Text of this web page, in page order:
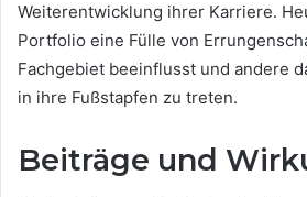
Weiterentwicklung ihrer Karriere.
Portfolio eine Fülle von
Fachgebiet beeinflusst und andere
in ihre Fußstapfen zu treten.
Beiträge und